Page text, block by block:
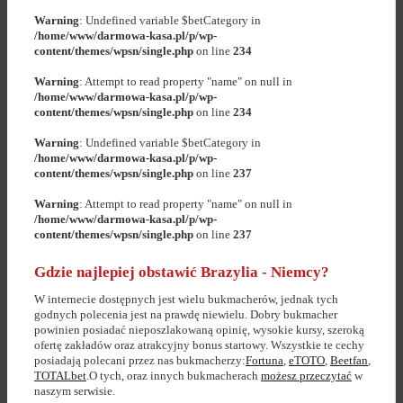
Warning: Undefined variable $betCategory in
/home/www/darmowa-kasa.pl/p/wp-
content/themes/wpsn/single.php on line 234
Warning: Attempt to read property "name" on null in
/home/www/darmowa-kasa.pl/p/wp-
content/themes/wpsn/single.php on line 234
Warning: Undefined variable $betCategory in
/home/www/darmowa-kasa.pl/p/wp-
content/themes/wpsn/single.php on line 237
Warning: Attempt to read property "name" on null in
/home/www/darmowa-kasa.pl/p/wp-
content/themes/wpsn/single.php on line 237
Gdzie najlepiej obstawić Brazylia - Niemcy?
W internecie dostępnych jest wielu bukmacherów, jednak tych
godnych polecenia jest na prawdę niewielu. Dobry bukmacher
powinien posiadać nieposzlakowaną opinię, wysokie kursy, szeroką
ofertę zakładów oraz atrakcyjny bonus startowy. Wszystkie te cechy
posiadają polecani przez nas bukmacherzy:Fortuna, eTOTO, Beetfan,
TOTALbet.O tych, oraz innych bukmacherach możesz przeczytać w
naszym serwisie.